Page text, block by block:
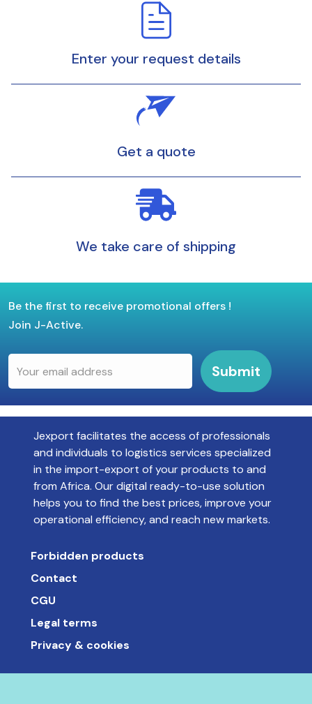
Enter your request details
Get a quote
We take care of shipping
Be the first to receive promotional offers !
Join J-Active.
Submit
Jexport facilitates the access of professionals
and individuals to logistics services specialized
in the import-export of your products to and
from Africa. Our digital ready-to-use solution
helps you to find the best prices, improve your
operational efficiency, and reach new markets.
Forbidden products
Contact
CGU
Legal terms
Privacy & cookies